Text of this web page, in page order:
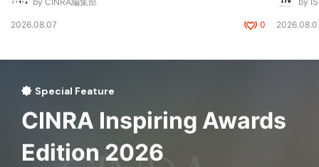
2026.08.07 0
Special Feature
CINRA Inspiring Awards
Edition 2026